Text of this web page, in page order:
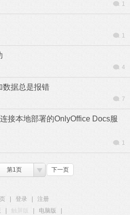
1
1
4
数据总是报错
7
接本地部署的OnlyOffice Docs服
1
第1页 下一页
登录
注册
触屏版 电脑版